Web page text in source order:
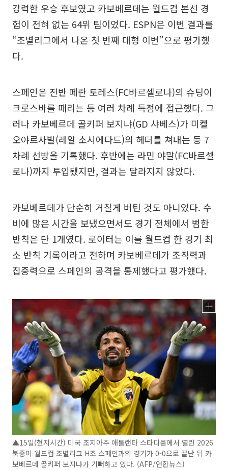
강력한 우승 후보였고 카보베르데는 월드컵 본선 경
험이 전혀 없는 64위 팀이었다. ESPN은 이번 결과를
“조별리그에서 나온 첫 번째 대형 이변”으로 평가했
다.
스페인은 전반 페란 토레스(FC바르셀로나)의 슈팅이
크로스바를 때리는 등 여러 차례 득점에 접근했다. 그
러나 카보베르데 골키퍼 보지냐(GD 샤베스)가 미켈
오야르사발(레알 소시에다드)의 헤더를 쳐내는 등 7
차례 선방을 기록했다. 후반에는 라민 야말(FC바르셀
로나)까지 투입됐지만, 결과는 달라지지 않았다.
카보베르데가 단순히 거칠게 버틴 것도 아니었다. 수
비에 많은 시간을 보냈으면서도 경기 전체에서 범한
반칙은 단 1개였다. 로이터는 이를 월드컵 한 경기 최
소 반칙 기록이라고 전하며 카보베르데가 조직력과
집중력으로 스페인의 공격을 통제했다고 평가했다.
▲15일(현지시간) 미국 조지아주 애틀랜타 스타디움에서 열린 2026
북중미 월드컵 조별리그 H조 스페인과의 경기가 0-0으로 끝난 뒤 카
보베르데 골키퍼 보지냐가 기뻐하고 있다. (AFP/연합뉴스)